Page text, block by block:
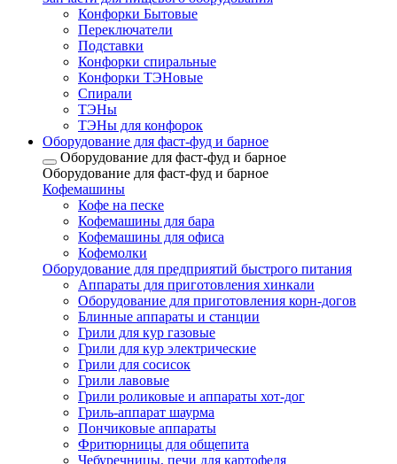
Конфорки Бытовые
Переключатели
Подставки
Конфорки спиральные
Конфорки ТЭНовые
Спирали
ТЭНы
ТЭНы для конфорок
Оборудование для фаст-фуд и барное
Оборудование для фаст-фуд и барное
Оборудование для фаст-фуд и барное
Кофемашины
Кофе на песке
Кофемашины для бара
Кофемашины для офиса
Кофемолки
Оборудование для предприятий быстрого питания
Аппараты для приготовления хинкали
Оборудование для приготовления корн-догов
Блинные аппараты и станции
Грили для кур газовые
Грили для кур электрические
Грили для сосисок
Грили лавовые
Грили роликовые и аппараты хот-дог
Гриль-аппарат шаурма
Пончиковые аппараты
Фритюрницы для общепита
Чебуречницы, печи для картофеля